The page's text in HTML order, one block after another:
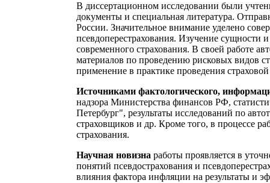
В диссертационном исследовании были
документы и специальная литература.
России. Значительное внимание уделено
псевдоперестрахования. Изучение сущности
современного страхования. В своей работе
материалов по проведению рисковых видов
применение в практике проведения
Источниками фактологического,
надзора Министерства финансов РФ,
Петербург", результаты исследований по
страховщиков и др. Кроме того, в процессе
страхования.
Научная новизна работы проявляется в
понятий псевдострахования и
влияния фактора инфляции на результаты и